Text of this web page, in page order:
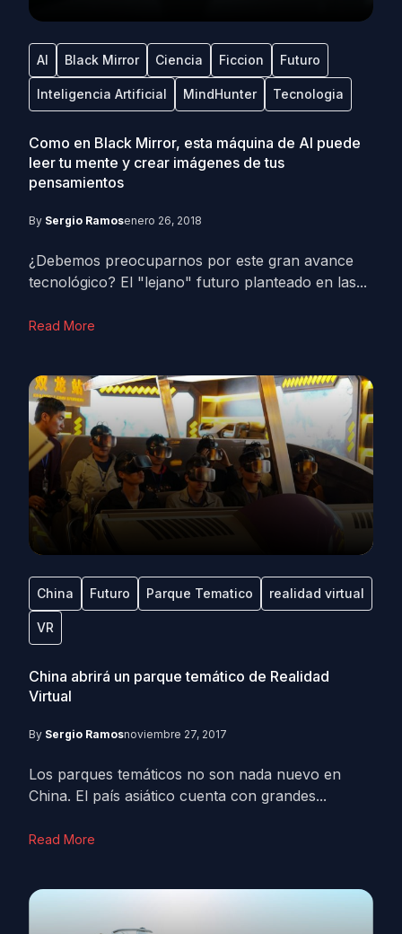
AI Black Mirror Ciencia Ficcion Futuro
Inteligencia Artificial MindHunter Tecnologia
Como en Black Mirror, esta máquina de AI puede
leer tu mente y crear imágenes de tus
pensamientos
By Sergio Ramosenero 26, 2018
¿Debemos preocuparnos por este gran avance
tecnológico? El "lejano" futuro planteado en las...
Read More
China Futuro Parque Tematico realidad virtual
VR
China abrirá un parque temático de Realidad
Virtual
By Sergio Ramosnoviembre 27, 2017
Los parques temáticos no son nada nuevo en
China. El país asiático cuenta con grandes...
Read More